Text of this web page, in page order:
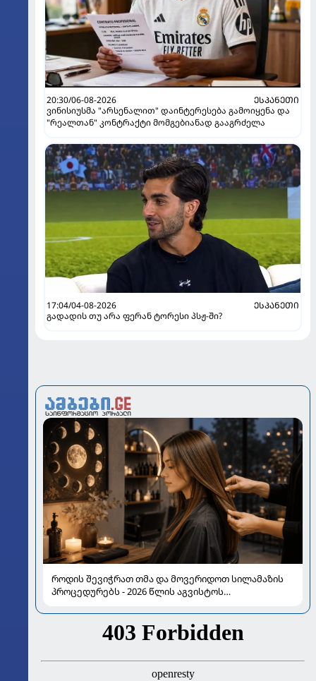
20:30/06-08-2026
ᲔᲡᲞᲐᲜᲔᲗᲘ
ვინისიუსმა "არსენალით" დაინტერესება გამოიყენა და
"რეალთან" კონტრაქტი მომგებიანად გააგრძელა
17:04/04-08-2026
ᲔᲡᲞᲐᲜᲔᲗᲘ
გადადის თუ არა ფერან ტორესი პსჟ-ში?
როდის შევიჭრათ თმა და მოვერიდოთ სილამაზის
პროცედურებს - 2026 წლის აგვისტოს